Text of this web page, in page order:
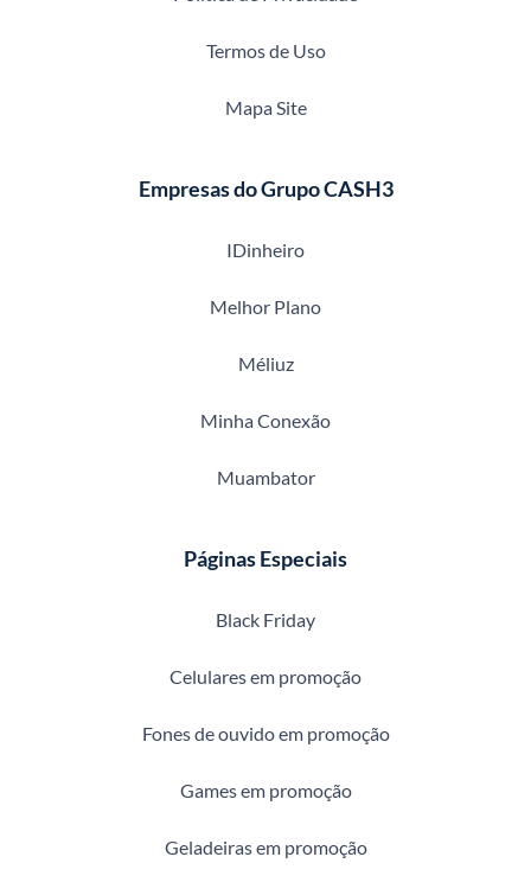
Termos de Uso
Mapa Site
Empresas do Grupo CASH3
IDinheiro
Melhor Plano
Méliuz
Minha Conexão
Muambator
Páginas Especiais
Black Friday
Celulares em promoção
Fones de ouvido em promoção
Games em promoção
Geladeiras em promoção